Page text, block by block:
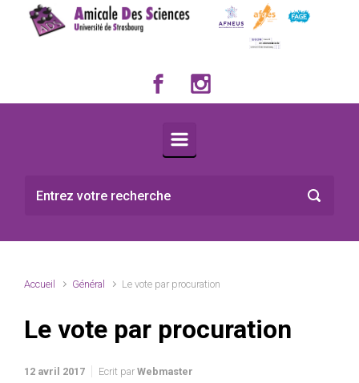
Skip to main content
Accueil Général Le vote par procuration
Le vote par procuration
12 avril 2017 Ecrit par Webmaster